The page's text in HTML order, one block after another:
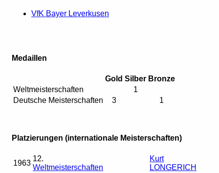
VfK Bayer Leverkusen
Medaillen
Gold Silber Bronze
Weltmeisterschaften
1
Deutsche Meisterschaften
3 1
Platzierungen (internationale Meisterschaften)
1963
12.
Weltmeisterschaften
Kurt
LONGERICH